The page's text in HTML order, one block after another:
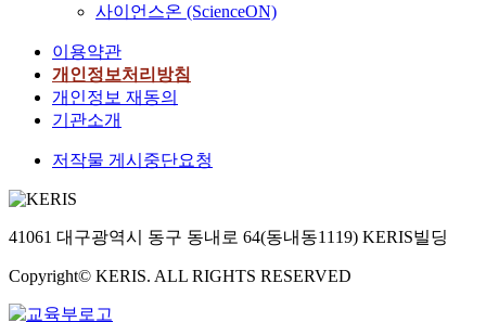
사이언스온 (ScienceON)
이용약관
개인정보처리방침
개인정보 재동의
기관소개
저작물 게시중단요청
41061 대구광역시 동구 동내로 64(동내동1119) KERIS빌딩
Copyright© KERIS. ALL RIGHTS RESERVED